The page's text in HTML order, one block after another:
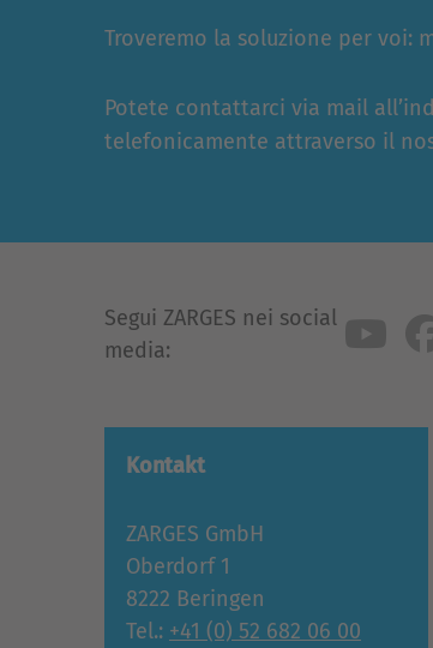
Troveremo la soluzione per voi:
Potete contattarci via mail
telefonicamente attraverso il
Segui ZARGES nei social
media:
Kontakt
ZARGES GmbH
Oberdorf 1
8222 Beringen
Tel.: +41 (0) 52 682 06 00